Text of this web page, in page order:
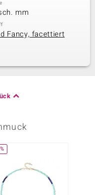
mm
Fancy, facettiert